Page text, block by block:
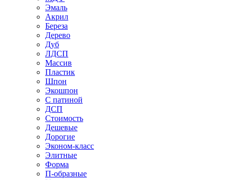
Эмаль
Акрил
Береза
Дерево
Дуб
ЛДСП
Массив
Пластик
Шпон
Экошпон
С патиной
ДСП
Стоимость
Дешевые
Дорогие
Эконом-класс
Элитные
Форма
П-образные